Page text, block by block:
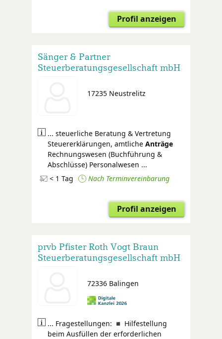
Profil anzeigen
Sänger & Partner
Steuerberatungsgesellschaft mbH
17235 Neustrelitz
... steuerliche Beratung & Vertretung
Steuererklärungen, amtliche Anträge
Rechnungswesen (Buchführung &
Abschlüsse) Personalwesen ...
< 1 Tag
Nach Terminvereinbarung
Profil anzeigen
prvb Pfister Roth Vogt Braun
Steuerberatungsgesellschaft mbH
72336 Balingen
... Fragestellungen: ◾ Hilfestellung
beim Ausfüllen der erforderlichen